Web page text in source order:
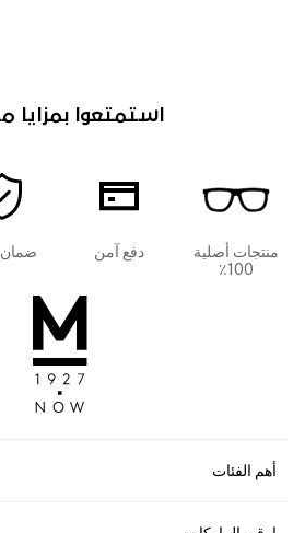
استمتعوا بمزايا
منتجات أصلية
100٪
دفع آمن ضمان
أهم الفئات